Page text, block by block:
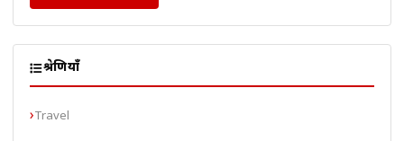
श्रेणियाँ
Travel